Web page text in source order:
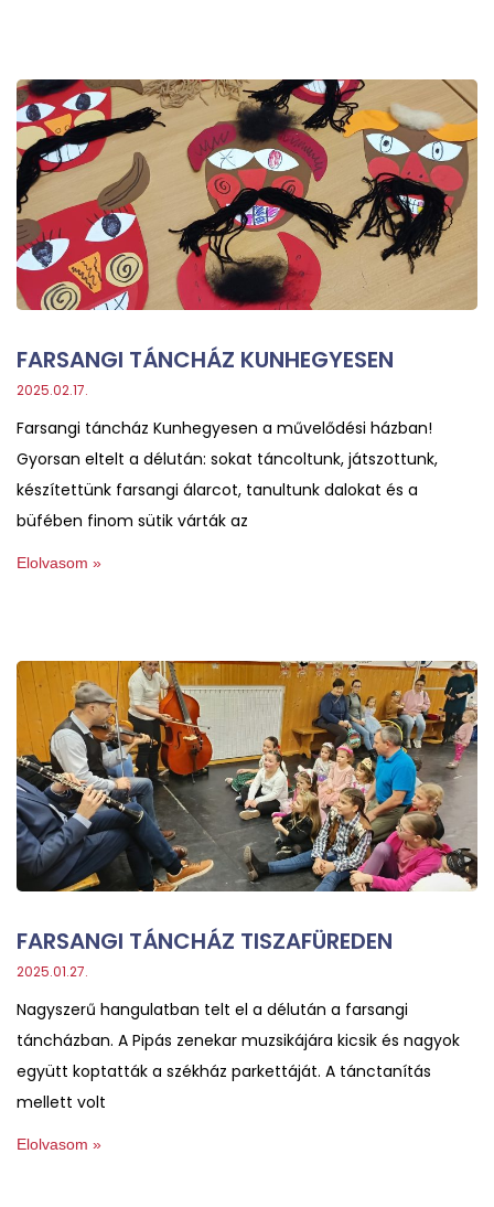
FARSANGI TÁNCHÁZ KUNHEGYESEN
2025.02.17.
Farsangi táncház Kunhegyesen a művelődési házban!
Gyorsan eltelt a délután: sokat táncoltunk, játszottunk,
készítettünk farsangi álarcot, tanultunk dalokat és a
büfében finom sütik várták az
Elolvasom »
FARSANGI TÁNCHÁZ TISZAFÜREDEN
2025.01.27.
Nagyszerű hangulatban telt el a délután a farsangi
táncházban. A Pipás zenekar muzsikájára kicsik és nagyok
együtt koptatták a székház parkettáját. A tánctanítás
mellett volt
Elolvasom »